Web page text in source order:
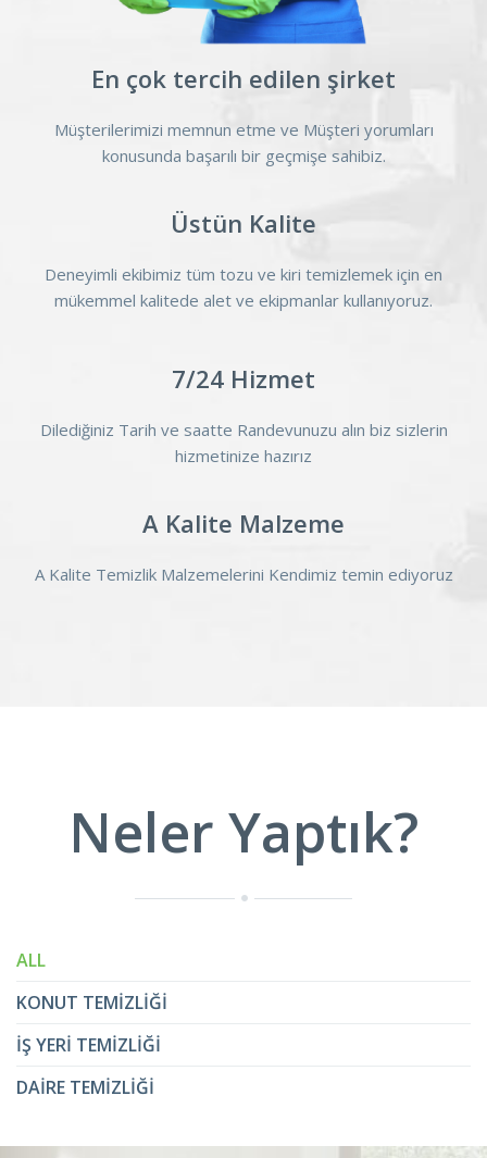
En çok tercih edilen şirket
Müşterilerimizi memnun etme ve Müşteri yorumları
konusunda başarılı bir geçmişe sahibiz.
Üstün Kalite
Deneyimli ekibimiz tüm tozu ve kiri temizlemek için en
mükemmel kalitede alet ve ekipmanlar kullanıyoruz.
7/24 Hizmet
Dilediğiniz Tarih ve saatte Randevunuzu alın biz sizlerin
hizmetinize hazırız
A Kalite Malzeme
A Kalite Temizlik Malzemelerini Kendimiz temin ediyoruz
Neler Yaptık?
ALL
KONUT TEMIZLIĞI
İŞ YERI TEMIZLIĞI
DAIRE TEMIZLIĞI